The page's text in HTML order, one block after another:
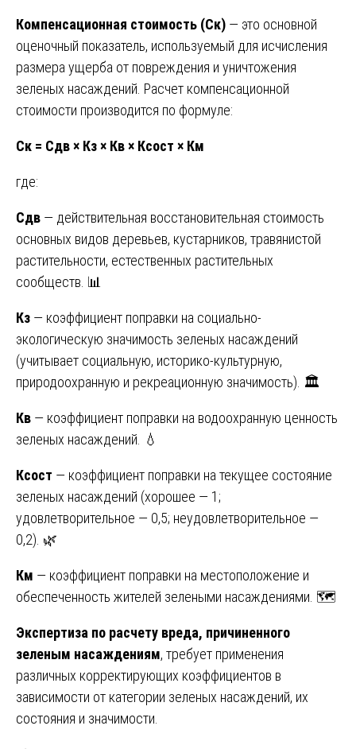
Компенсационная стоимость (Ск) — это основной
оценочный показатель, используемый для исчисления
размера ущерба от повреждения и уничтожения
зеленых насаждений. Расчет компенсационной
стоимости производится по формуле:
Ск = Сдв × Кз × Кв × Ксост × Км
где:
Сдв — действительная восстановительная стоимость
основных видов деревьев, кустарников, травянистой
растительности, естественных растительных
сообществ. 📊
Кз — коэффициент поправки на социально-
экологическую значимость зеленых насаждений
(учитывает социальную, историко-культурную,
природоохранную и рекреационную значимость). 🏛️
Кв — коэффициент поправки на водоохранную ценность
зеленых насаждений. 💧
Ксост — коэффициент поправки на текущее состояние
зеленых насаждений (хорошее — 1;
удовлетворительное — 0,5; неудовлетворительное —
0,2). 🌿
Км — коэффициент поправки на местоположение и
обеспеченность жителей зелеными насаждениями. 🗺️
Экспертиза по расчету вреда, причиненного
зеленым насаждениям, требует применения
различных корректирующих коэффициентов в
зависимости от категории зеленых насаждений, их
состояния и значимости.